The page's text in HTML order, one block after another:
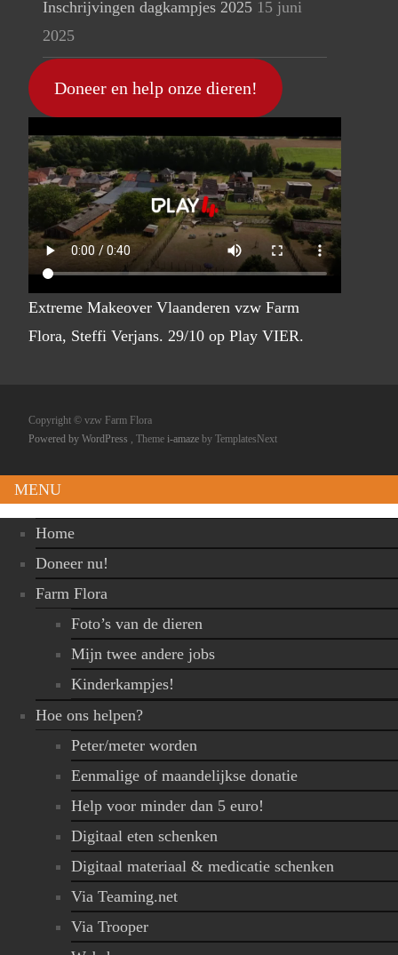
Inschrijvingen dagkampjes 2025 15 juni
2025
Doneer en help onze dieren!
Extreme Makeover Vlaanderen vzw Farm
Flora, Steffi Verjans. 29/10 op Play VIER.
Copyright © vzw Farm Flora
Powered by WordPress , Theme i-amaze by TemplatesNext
MENU
Home
Doneer nu!
Farm Flora
Foto’s van de dieren
Mijn twee andere jobs
Kinderkampjes!
Hoe ons helpen?
Peter/meter worden
Eenmalige of maandelijkse donatie
Help voor minder dan 5 euro!
Digitaal eten schenken
Digitaal materiaal & medicatie schenken
Via Teaming.net
Via Trooper